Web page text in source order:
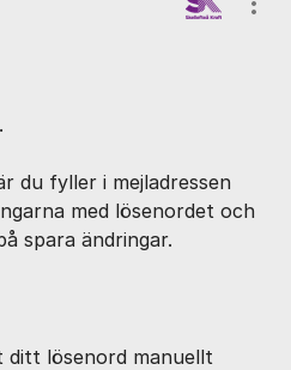
du fyller i mejladressen
med lösenordet och
spara ändringar.
ditt lösenord manuellt